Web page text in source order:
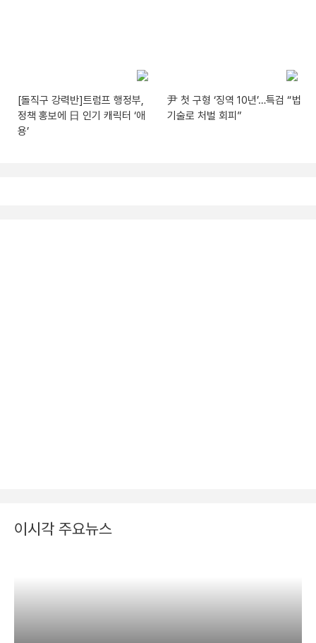
[돌직구 강력반]트럼프 행정부,
정책 홍보에 日 인기 캐릭터 ‘애
용’
尹 첫 구형 ‘징역 10년’…특검 “법
기술로 처벌 회피”
이시각 주요뉴스